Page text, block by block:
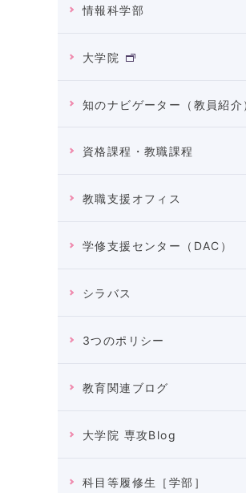
情報科学部
大学院
知のナビゲーター（教員紹介
資格課程・教職課程
教職支援オフィス
学修支援センター（DAC）
シラバス
3つのポリシー
教育関連ブログ
大学院 専攻Blog
科目等履修生［学部］